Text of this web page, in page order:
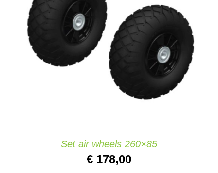
IN DEN WARENKORB
DETAILS
Set air wheels 260×85
€ 178,00